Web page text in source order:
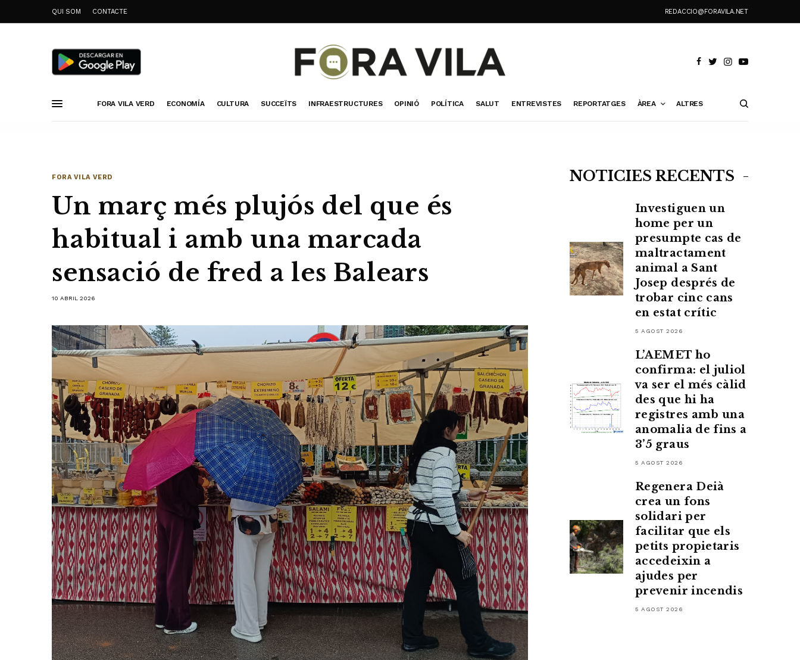
QUI SOM CONTACTE REDACCIO@FORAVILA.NET
FORA VILA VERD ECONOMÍA CULTURA SUCCEÏTS INFRAESTRUCTURES OPINIÓ POLÍTICA SALUT ENTREVISTES REPORTATGES ÀREA ALTRES
FORA VILA VERD
Un març més plujós del que és
habitual i amb una marcada
sensació de fred a les Balears
10 ABRIL 2026
NOTÍCIES RECENTS
Investiguen un
home per un
presumpte cas de
maltractament
animal a Sant
Josep després de
trobar cinc cans
en estat crític
5 AGOST 2026
L’AEMET ho
confirma: el juliol
va ser el més càlid
des que hi ha
registres amb una
anomalia de fins a
3’5 graus
5 AGOST 2026
Regenera Deià
crea un fons
solidari per
facilitar que els
petits propietaris
accedeixin a
ajudes per
prevenir incendis
5 AGOST 2026